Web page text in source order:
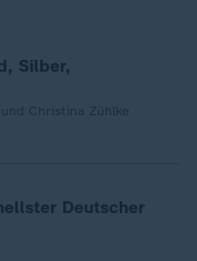
Silber,
Deutscher